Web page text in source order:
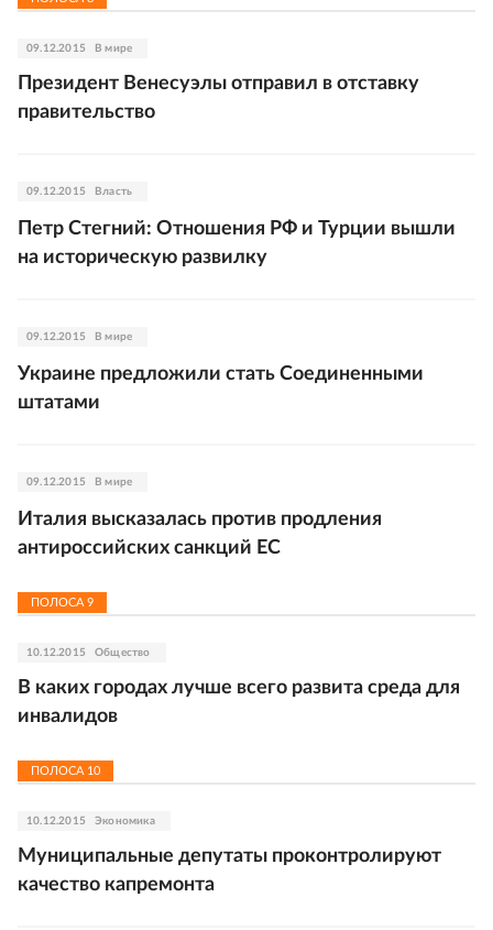
09.12.2015 В мире
Президент Венесуэлы отправил в отставку
правительство
09.12.2015 Власть
Петр Стегний: Отношения РФ и Турции вышли
на историческую развилку
09.12.2015 В мире
Украине предложили стать Соединенными
штатами
09.12.2015 В мире
Италия высказалась против продления
антироссийских санкций ЕС
ПОЛОСА 9
10.12.2015 Общество
В каких городах лучше всего развита среда для
инвалидов
ПОЛОСА 10
10.12.2015 Экономика
Муниципальные депутаты проконтролируют
качество капремонта